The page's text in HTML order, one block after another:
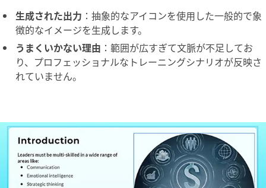
生成された出力 ：抽象的なアイコンを使用した一般的で象
徴的なイメージを生成します。
うまくいかない理由 ：範囲が広すぎて文脈が不足してお
り、プロフェッショナルなトレーニングシナリオが反映さ
れていません。